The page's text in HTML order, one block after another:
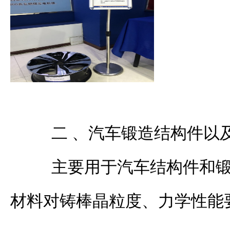
二 、汽车锻造结构件以
主要用于汽车结构件和
材料对铸棒晶粒度、力学性